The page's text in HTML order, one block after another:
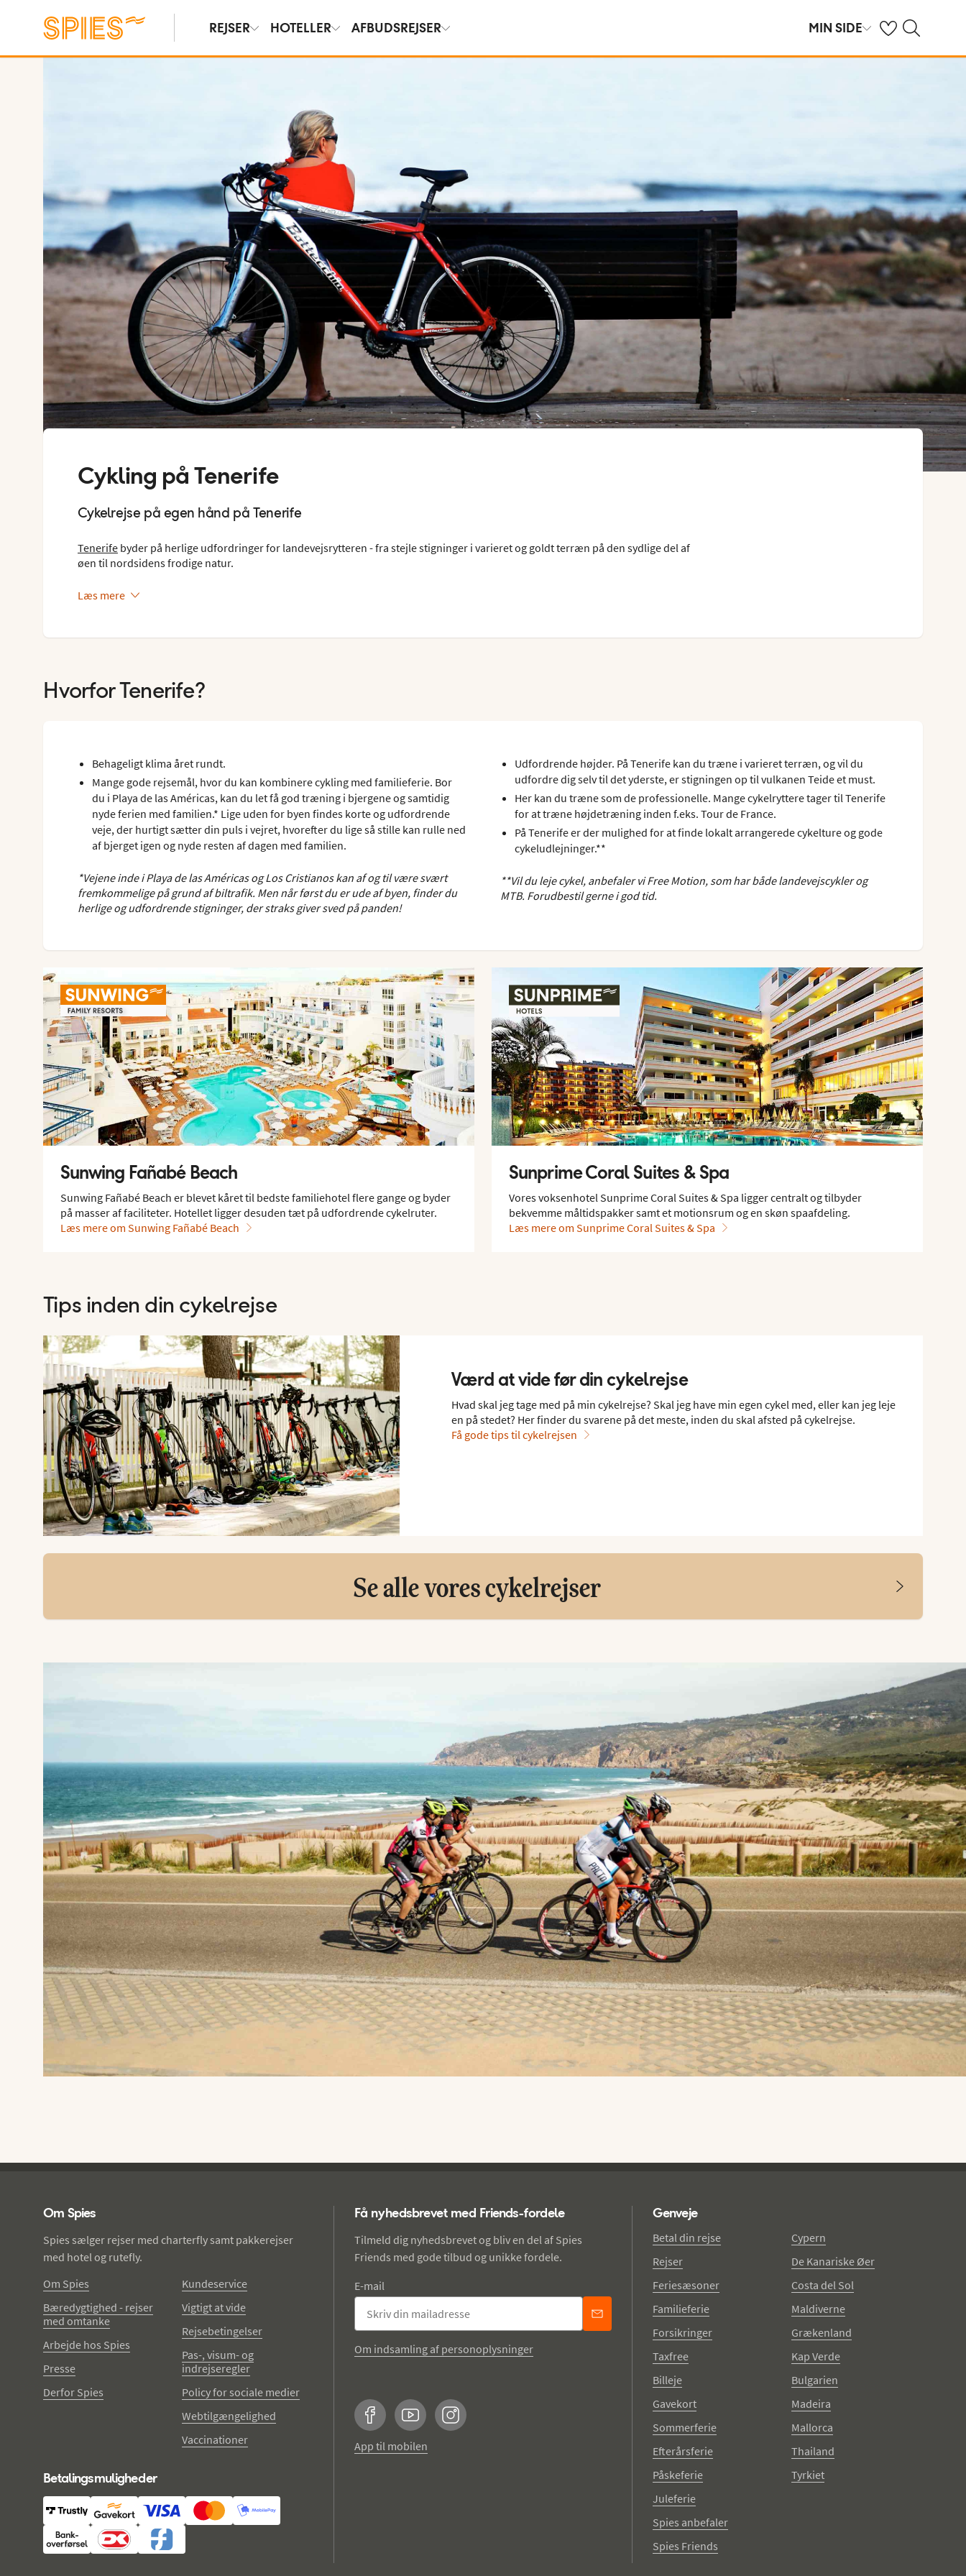
REJSER HOTELLER AFBUDSREJSER MIN SIDE Se dine gemte
Søg på spies.dk
Cykling på Tenerife
Cykelrejse på egen hånd på Tenerife
Tenerife byder på herlige udfordringer for landevejsrytteren - fra stejle stigninger i varieret og goldt terræn på den sydlige del af
øen til nordsidens frodige natur.
Læs mere
Hvorfor Tenerife?
Behageligt klima året rundt.
Mange gode rejsemål, hvor du kan kombinere cykling med familieferie. Bor
du i Playa de las Américas, kan du let få god træning i bjergene og samtidig
nyde ferien med familien.* Lige uden for byen findes korte og udfordrende
veje, der hurtigt sætter din puls i vejret, hvorefter du lige så stille kan rulle ned
af bjerget igen og nyde resten af dagen med familien.
*Vejene inde i Playa de las Américas og Los Cristianos kan af og til være svært
fremkommelige på grund af biltrafik. Men når først du er ude af byen, finder du
herlige og udfordrende stigninger, der straks giver sved på panden!
Udfordrende højder. På Tenerife kan du træne i varieret terræn, og vil du
udfordre dig selv til det yderste, er stigningen op til vulkanen Teide et must.
Her kan du træne som de professionelle. Mange cykelryttere tager til Tenerife
for at træne højdetræning inden f.eks. Tour de France.
På Tenerife er der mulighed for at finde lokalt arrangerede cykelture og gode
cykeludlejninger.**
**Vil du leje cykel, anbefaler vi Free Motion, som har både landevejscykler og
MTB. Forudbestil gerne i god tid.
Sunwing Fañabé Beach
Sunwing Fañabé Beach er blevet kåret til bedste familiehotel flere gange og byder
på masser af faciliteter. Hotellet ligger desuden tæt på udfordrende cykelruter.
Læs mere om Sunwing Fañabé Beach
Sunprime Coral Suites & Spa
Vores voksenhotel Sunprime Coral Suites & Spa ligger centralt og tilbyder
bekvemme måltidspakker samt et motionsrum og en skøn spaafdeling.
Læs mere om Sunprime Coral Suites & Spa
Tips inden din cykelrejse
Værd at vide før din cykelrejse
Hvad skal jeg tage med på min cykelrejse? Skal jeg have min egen cykel med, eller kan jeg leje
en på stedet? Her finder du svarene på det meste, inden du skal afsted på cykelrejse.
Få gode tips til cykelrejsen
Se alle vores cykelrejser
Om Spies
Spies sælger rejser med charterfly samt pakkerejser
med hotel og rutefly.
Om Spies
Bæredygtighed - rejser
med omtanke
Arbejde hos Spies
Presse
Derfor Spies
Kundeservice
Vigtigt at vide
Rejsebetingelser
Pas-, visum- og
indrejseregler
Policy for sociale medier
Webtilgængelighed
Vaccinationer
Betalingsmuligheder
Få nyhedsbrevet med Friends-fordele
Tilmeld dig nyhedsbrevet og bliv en del af Spies
Friends med gode tilbud og unikke fordele.
E-mail
Om indsamling af personoplysninger
FacebookYouTubeInstagram
App til mobilen
Genveje
Betal din rejse
Rejser
Feriesæsoner
Familieferie
Forsikringer
Taxfree
Billeje
Gavekort
Sommerferie
Efterårsferie
Påskeferie
Juleferie
Spies anbefaler
Spies Friends
Cypern
De Kanariske Øer
Costa del Sol
Maldiverne
Grækenland
Kap Verde
Bulgarien
Madeira
Mallorca
Thailand
Tyrkiet